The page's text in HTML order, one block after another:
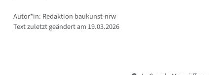
Autor*in: Redaktion baukunst-nrw
Text zuletzt geändert am 19.03.2026